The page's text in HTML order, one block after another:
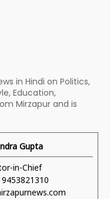
in Hindi on Politics,
Education,
Mirzapur and is
Gupta
in-Chief